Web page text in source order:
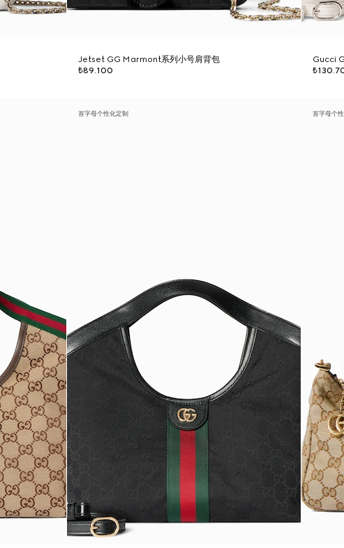
Jetset GG Marmont系列小号肩背包
₺89.100
Gucci
首字母个性化定制 首字母个